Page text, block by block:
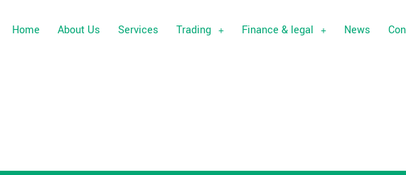
Home About Us Services Trading Finance & legal News